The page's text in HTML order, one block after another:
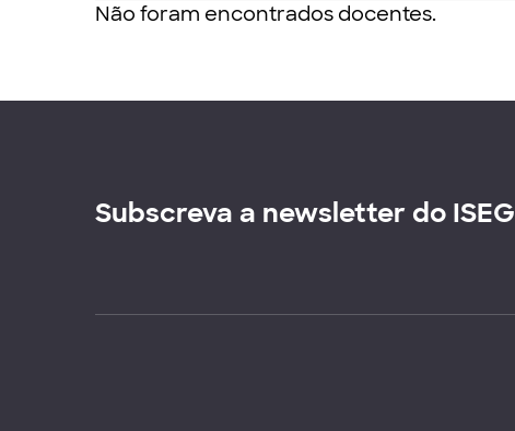
Não foram encontrados docentes.
Subscreva a newsletter do ISEG